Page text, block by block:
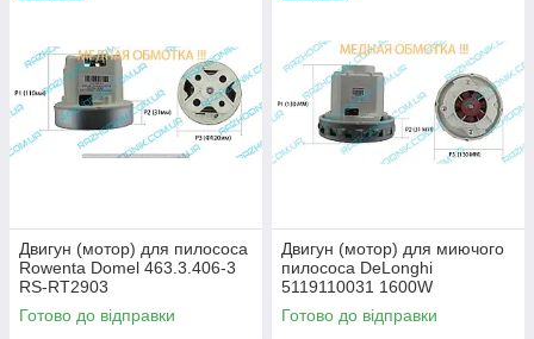
Двигун (мотор) для пилососа
Rowenta Domel 463.3.406-3
RS-RT2903
Готово до відправки
Двигун (мотор) для миючого
пилососа DeLonghi
5119110031 1600W
Готово до відправки